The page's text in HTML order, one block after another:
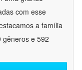
com esse
a família
gêneros e 592